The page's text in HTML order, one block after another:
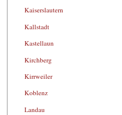
Kaiserslautern
Kallstadt
Kastellaun
Kirchberg
Kirrweiler
Koblenz
Landau